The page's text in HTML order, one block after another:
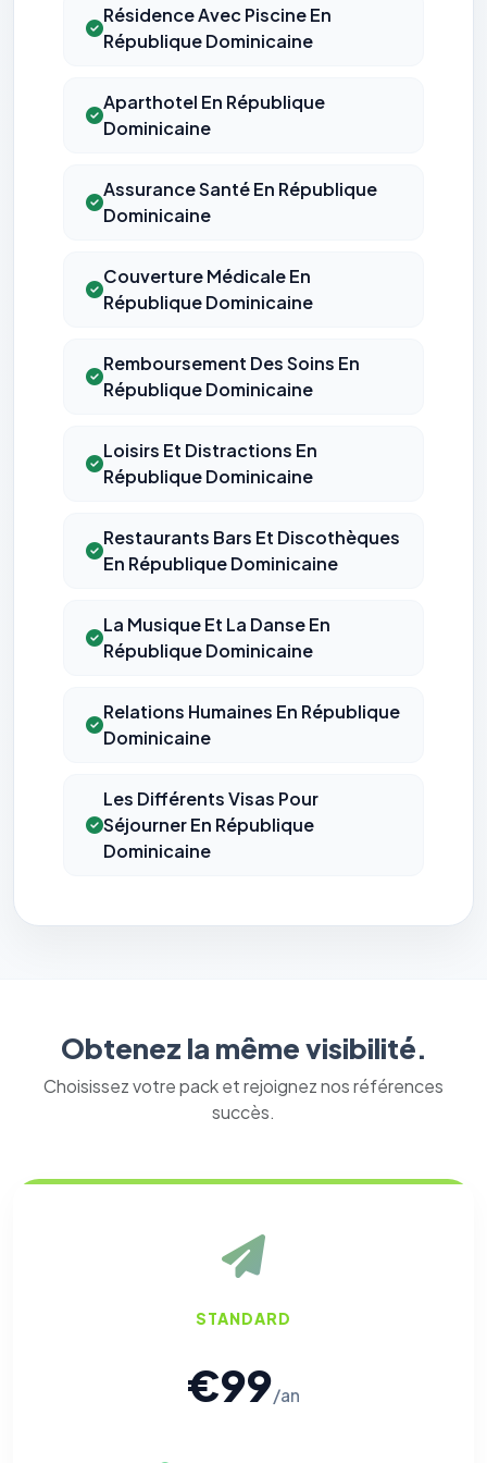
Résidence Avec Piscine En
République Dominicaine
Aparthotel En République
Dominicaine
Assurance Santé En République
Dominicaine
Couverture Médicale En
République Dominicaine
Remboursement Des Soins En
République Dominicaine
Loisirs Et Distractions En
République Dominicaine
Restaurants Bars Et Discothèques
En République Dominicaine
La Musique Et La Danse En
République Dominicaine
Relations Humaines En République
Dominicaine
Les Différents Visas Pour
Séjourner En République
Dominicaine
Obtenez la même visibilité.
Choisissez votre pack et rejoignez nos références
succès.
STANDARD
€99/an